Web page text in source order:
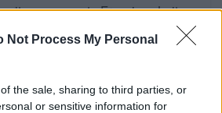
Not Process My Personal
the sale, sharing to third parties, or
or sensitive information for
ritmo, enquanto Francisco Leite
Frederico Rocha perdeu
a uma penalização de um